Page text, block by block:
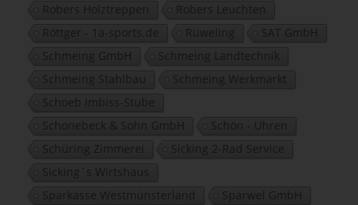
Robers Holztreppen
Robers Leuchten
Röttger - 1a-sports.de
Rüweling
SAT GmbH
Schmeing GmbH
Schmeing Landtechnik
Schmeing Stahlbau
Schmeing Werkmarkt
Schoeb Imbiss-Stube
Schonebeck & Sohn GmbH
Schön - Uhren
Schüring Zimmerei
Sicking 2-Rad Service
Sicking´s Wirtshaus
Sparkasse Westmünsterland
Sparwel GmbH